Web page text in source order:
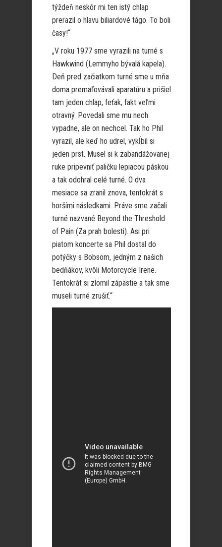
týždeň neskôr mi ten istý chlap
prerazil o hlavu biliardové tágo. To boli
časy!“
„V roku 1977 sme vyrazili na turné s
Hawkwind (Lemmyho bývalá kapela).
Deň pred začiatkom turné sme u mňa
doma premaľovávali aparatúru a prišiel
tam jeden chlap, feťak, fakt veľmi
otravný. Povedali sme mu nech
vypadne, ale on nechcel. Tak ho Phil
vyrazil, ale keď ho udrel, vykĺbil si
jeden prst. Musel si k zabandážovanej
ruke pripevniť paličku lepiacou páskou
a tak odohral celé turné. O dva
mesiace sa zranil znova, tentokrát s
horšími následkami. Práve sme začali
turné nazvané Beyond the Threshold
of Pain (Za prah bolesti). Asi pri
piatom koncerte sa Phil dostal do
potýčky s Bobsom, jedným z našich
bedňákov, kvôli Motorcycle Irene.
Tentokrát si zlomil zápästie a tak sme
museli turné zrušiť.“